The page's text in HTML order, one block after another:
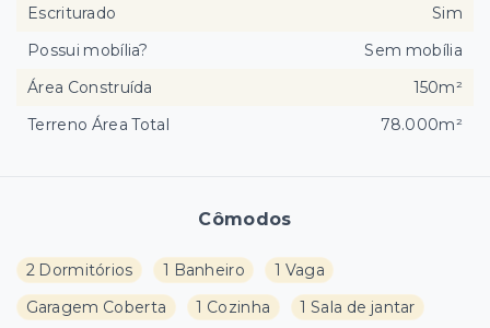
Cômodos
2 Dormitórios 1 Banheiro
1 Vaga
Garagem Coberta
1 Cozinha
1 Sala de jantar
Escriturado
Sim
Possui mobília?
Sem mobília
Área Construída
150m²
Terreno Área Total
78.000m²